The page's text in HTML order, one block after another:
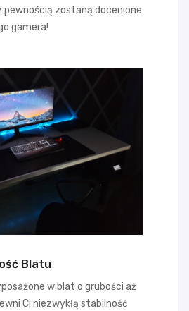
pewnością zostaną docenione
gamera!
Blatu
w blat o grubości aż
Ci niezwykłą stabilność